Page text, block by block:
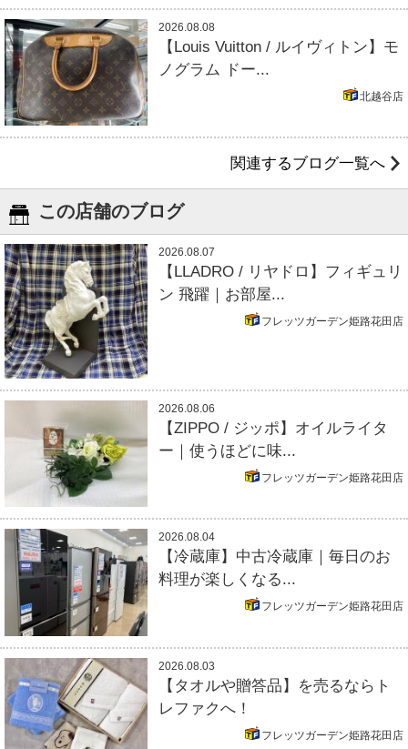
2026.08.08
【Louis Vuitton / ルイヴィトン】モ
ノグラム ドー...
北越谷店
関連するブログ一覧へ
この店舗のブログ
2026.08.07
【LLADRO / リヤドロ】フィギュリ
ン 飛躍｜お部屋...
フレッツガーデン姫路花田店
2026.08.06
【ZIPPO / ジッポ】オイルライタ
ー｜使うほどに味...
フレッツガーデン姫路花田店
2026.08.04
【冷蔵庫】中古冷蔵庫｜毎日のお
料理が楽しくなる...
フレッツガーデン姫路花田店
2026.08.03
【タオルや贈答品】を売るならト
レファクへ！
フレッツガーデン姫路花田店